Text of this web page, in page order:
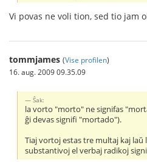
Vi povas ne voli tion, sed tio jam
tommjames (Vise profilen)
16. aug. 2009 09.35.09
Ŝak:
la vorto "morto" ne signifas
ĝi devas signifi "mortado").
Tiaj vortoj estas tre multaj kaj
substantivoj el verbaj radikoj